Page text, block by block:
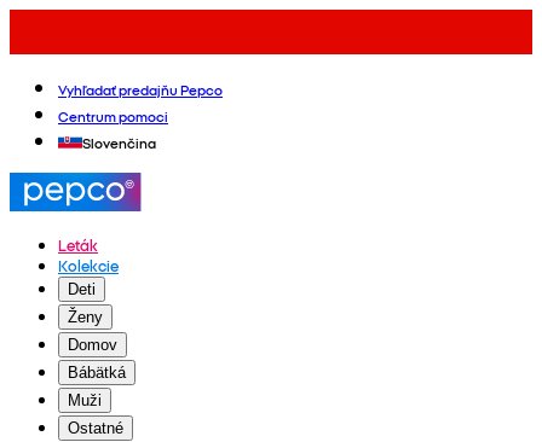
Vyhľadať predajňu Pepco
Centrum pomoci
Slovenčina
Leták
Kolekcie
Deti
Ženy
Domov
Bábätká
Muži
Ostatné